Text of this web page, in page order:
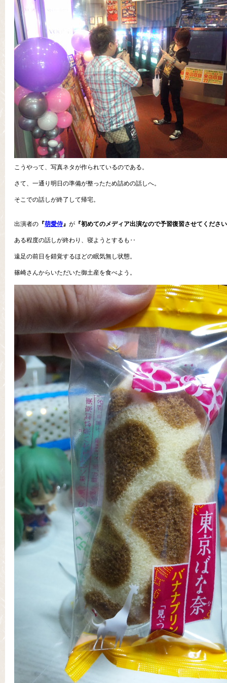
こうやって、写真ネタが作られているのである。
さて、一通り明日の準備が整ったため詰めの話しへ。
そこでの話しが終了して帰宅。
出演者の 『萌愛侍』 が 『初めてのメディア出演なので予習復習させてくださ
ある程度の話しが終わり、寝ようとするも‥
遠足の前日を錯覚するほどの眠気無し状態。
篠崎さんからいただいた御土産を食べよう。